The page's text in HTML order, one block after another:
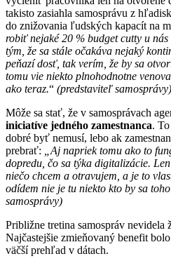
takisto zasiahla samosprávu z
do znižovania ľudských kapacít na
robiť nejaké 20 % budget cutty u
tým, že sa stále očakáva nejaký
peňazí dosť, tak verím, že by sa
tomu vie niekto plnohodnotne
ako teraz.“ (predstaviteľ samosprávy)
Môže sa stať, že v samosprávach
iniciatíve jedného zamestnanca.
dobré byť nemusí, lebo ak
prebrať: „Aj napriek tomu ako to
dopredu, čo sa týka digitalizácie.
niečo chcem a otravujem, a je to
odídem nie je tu niekto kto by sa
samosprávy)
Približne tretina samospráv nevidela
Najčastejšie zmieňovaný benefit
väčší prehľad v dátach.